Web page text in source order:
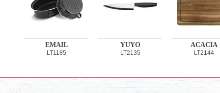
EMAIL
LT1185
YUYO
LT2135
ACACIA
LT2144